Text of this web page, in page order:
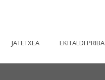
JATETXEA EKITALDI